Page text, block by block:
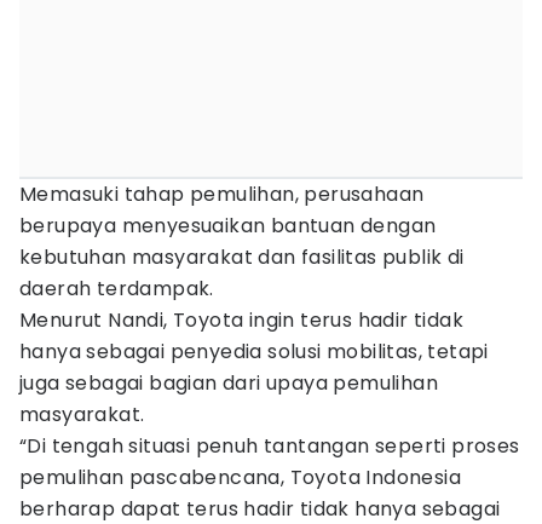
Memasuki tahap pemulihan, perusahaan
berupaya menyesuaikan bantuan dengan
kebutuhan masyarakat dan fasilitas publik di
daerah terdampak.
Menurut Nandi, Toyota ingin terus hadir tidak
hanya sebagai penyedia solusi mobilitas, tetapi
juga sebagai bagian dari upaya pemulihan
masyarakat.
“Di tengah situasi penuh tantangan seperti proses
pemulihan pascabencana, Toyota Indonesia
berharap dapat terus hadir tidak hanya sebagai